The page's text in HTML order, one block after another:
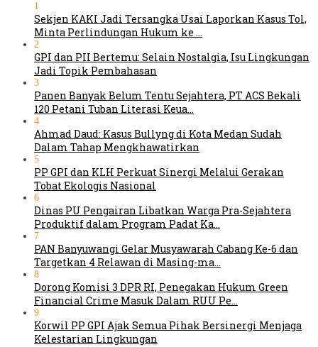
1
Sekjen KAKI Jadi Tersangka Usai Laporkan Kasus Tol,
Minta Perlindungan Hukum ke …
2
GPI dan PII Bertemu: Selain Nostalgia, Isu Lingkungan
Jadi Topik Pembahasan
3
Panen Banyak Belum Tentu Sejahtera, PT ACS Bekali
120 Petani Tuban Literasi Keua…
4
Ahmad Daud: Kasus Bullyng di Kota Medan Sudah
Dalam Tahap Mengkhawatirkan
5
PP GPI dan KLH Perkuat Sinergi Melalui Gerakan
Tobat Ekologis Nasional
6
Dinas PU Pengairan Libatkan Warga Pra-Sejahtera
Produktif dalam Program Padat Ka…
7
PAN Banyuwangi Gelar Musyawarah Cabang Ke-6 dan
Targetkan 4 Relawan di Masing-ma…
8
Dorong Komisi 3 DPR RI, Penegakan Hukum Green
Financial Crime Masuk Dalam RUU Pe…
9
Korwil PP GPI Ajak Semua Pihak Bersinergi Menjaga
Kelestarian Lingkungan